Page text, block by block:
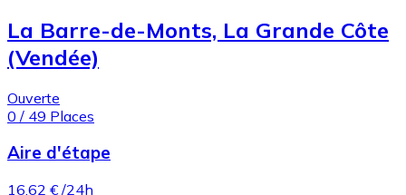
La Barre-de-Monts, La Grande Côte
(Vendée)
Ouverte
0 / 49 Places
Aire d'étape
16,62 € /24h